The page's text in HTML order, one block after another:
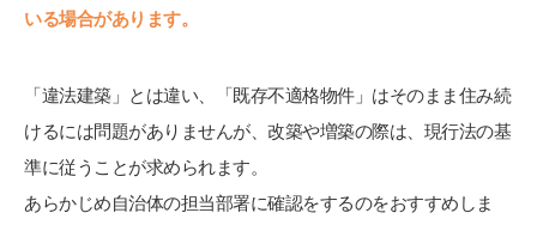
いる場合があります。
「違法建築」とは違い、「既存不適格物件」はそのまま住み続
けるには問題がありませんが、改築や増築の際は、現行法の基
準に従うことが求められます。
あらかじめ自治体の担当部署に確認をするのをおすすめしま